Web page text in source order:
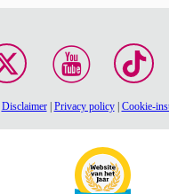
Disclaimer| Privacy policy| Cookie-